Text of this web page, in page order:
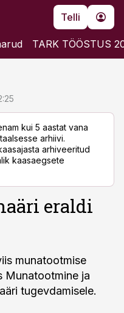
Telli
TARK TÖÖSTUS
kui 5 aastat vana
arhiivi.
arhiveeritud
kaasaegsete
eraldi
munatootmise
Munatootmine ja
tugevdamisele.